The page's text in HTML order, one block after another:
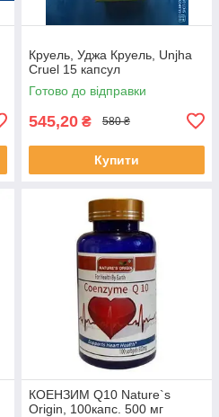
Круель, Уджа Круель, Unjha
Cruel 15 капсул
Готово до відправки
545,20 ₴ 580 ₴
Купити
КОЕНЗИМ Q10 Nature`s
Origin, 100капс. 500 мг